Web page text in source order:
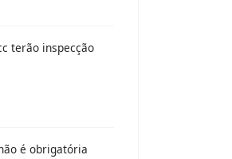
terão inspecção
é obrigatória